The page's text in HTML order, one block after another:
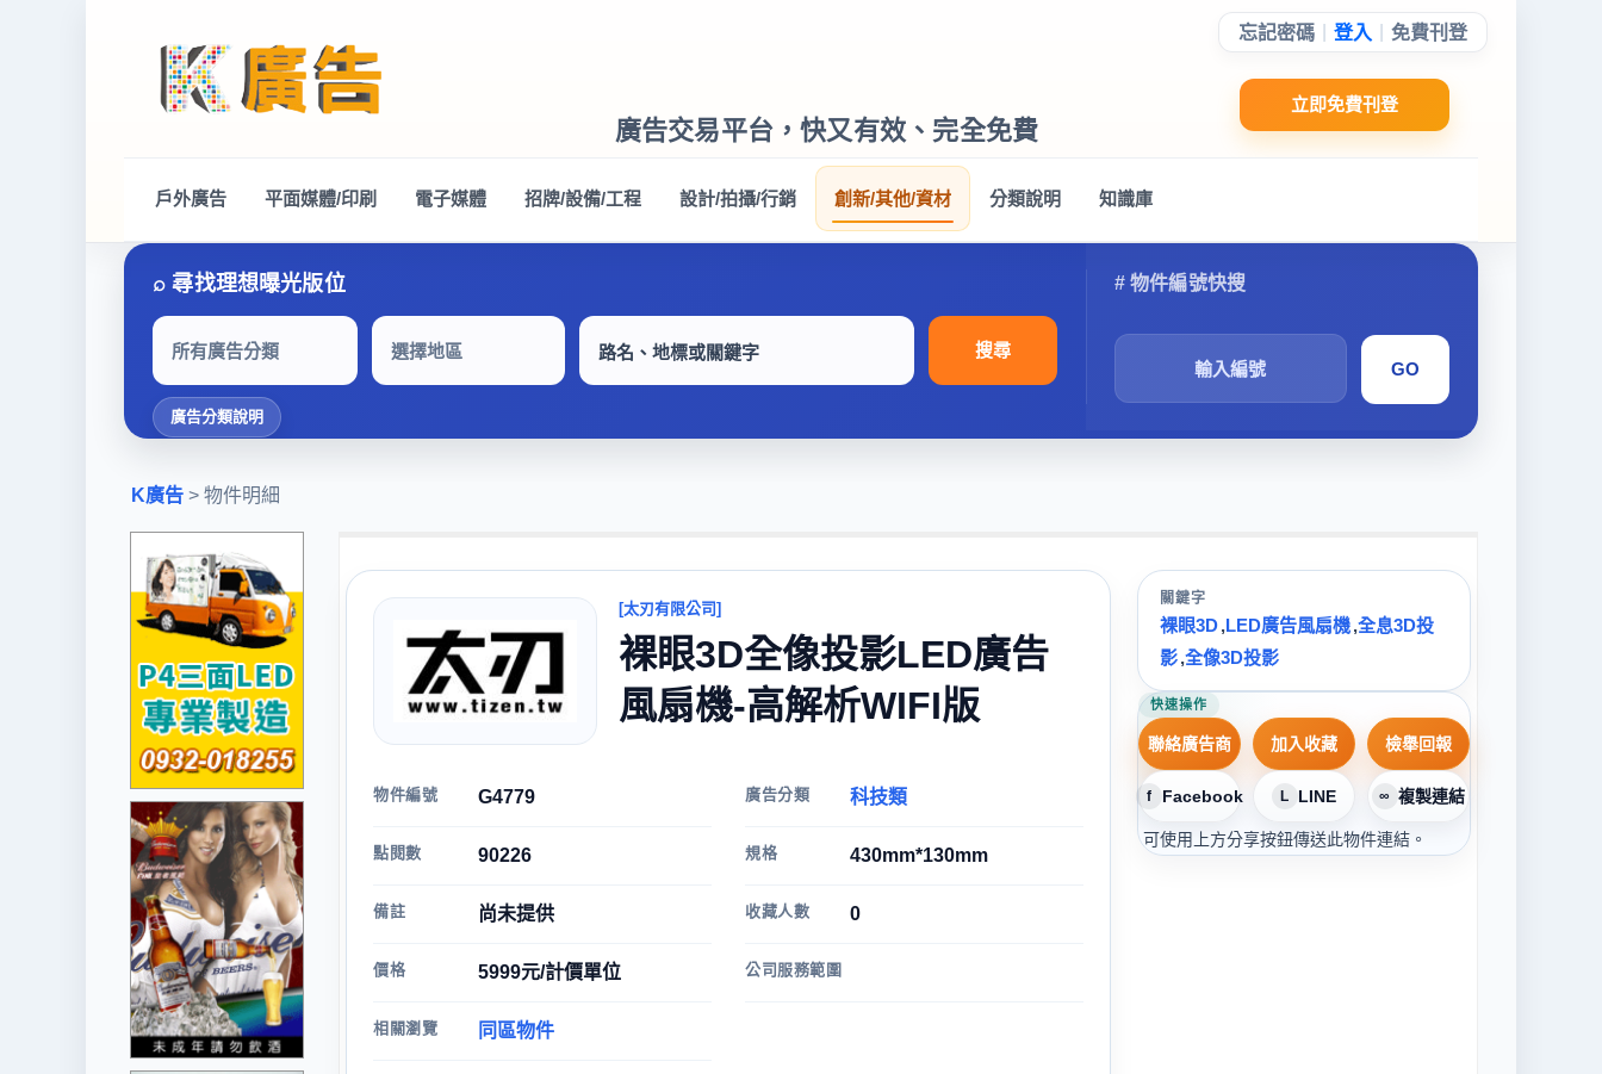
廣告交易平台，快又有效、完全免費
立即免費刊登
忘記密碼 登入 免費刊登
戶外廣告 平面媒體/印刷 電子媒體 招牌/設備/工程 設計/拍攝/行銷 創新/其他/資材 分類說明 知識庫
所有廣告分類 選擇地區 搜尋
廣告分類說明
尋
K廣告 > 物件明細
[太刃有限公司]
裸眼3D全像投影LED廣告
風扇機-高解析WIFI版
物件編號 G4779 廣告分類 科技類
點閱數 90226 規格 430mm*130mm
備註 尚未提供 收藏人數 0
價格 5999元/計價單位 公司服務範圍
相關瀏覽 同區物件
關鍵字
裸眼3D,LED廣告風扇機,全息3D投
影,全像3D投影
快速操作
聯絡廣告商 加入收藏 檢舉回報
f Facebook L LINE ∞ 複製連結
可使用上方分享按鈕傳送此物件連結。